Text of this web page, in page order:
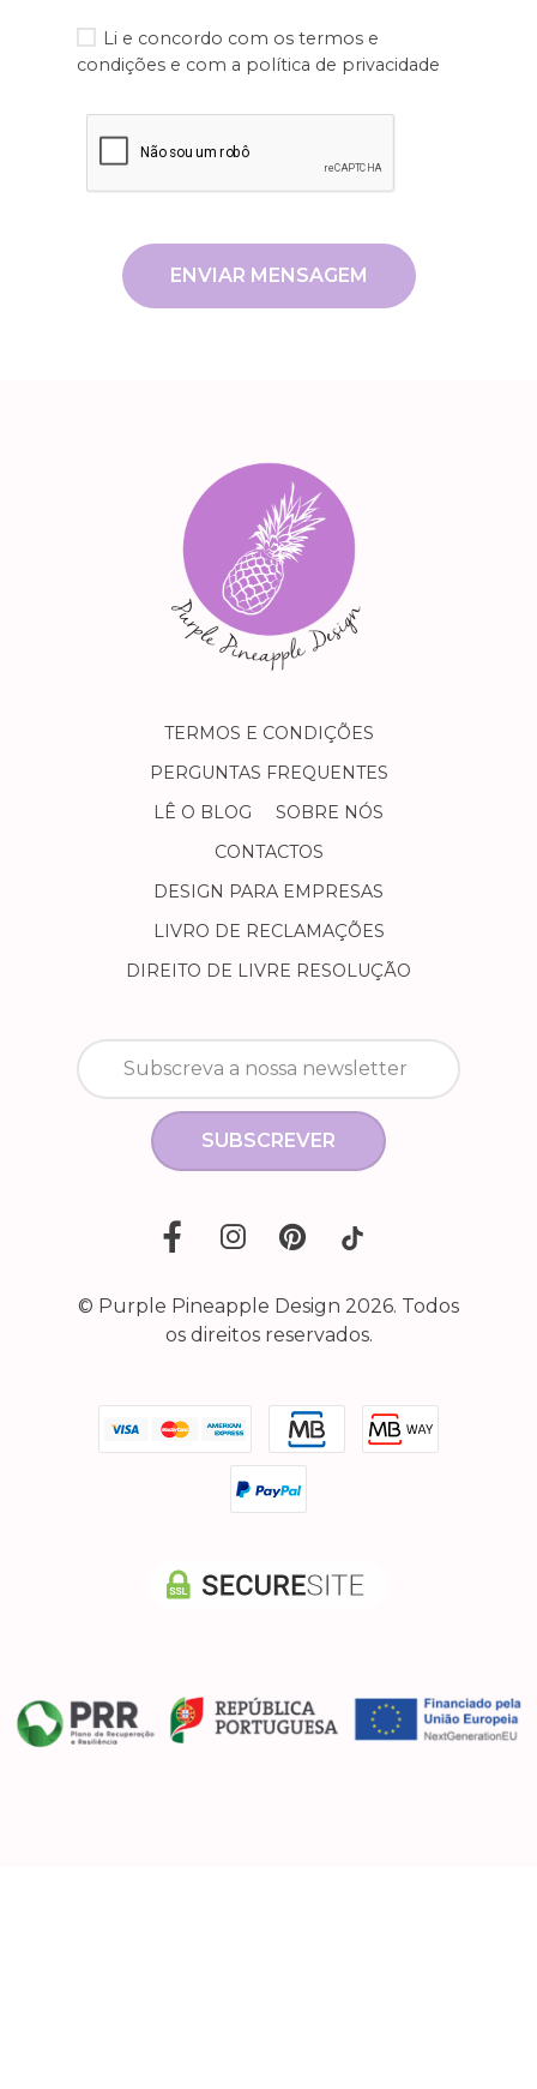
Li e concordo com ostermos e
condições e com a política de privacidade
ENVIAR MENSAGEM
TERMOS E CONDIÇÕES
PERGUNTAS FREQUENTES
LÊ O BLOG
SOBRE NÓS
CONTACTOS
DESIGN PARA EMPRESAS
LIVRO DE RECLAMAÇÕES
DIREITO DE LIVRE RESOLUÇÃO
SUBSCREVER
© Purple Pineapple Design 2026. Todos
os direitos reservados.